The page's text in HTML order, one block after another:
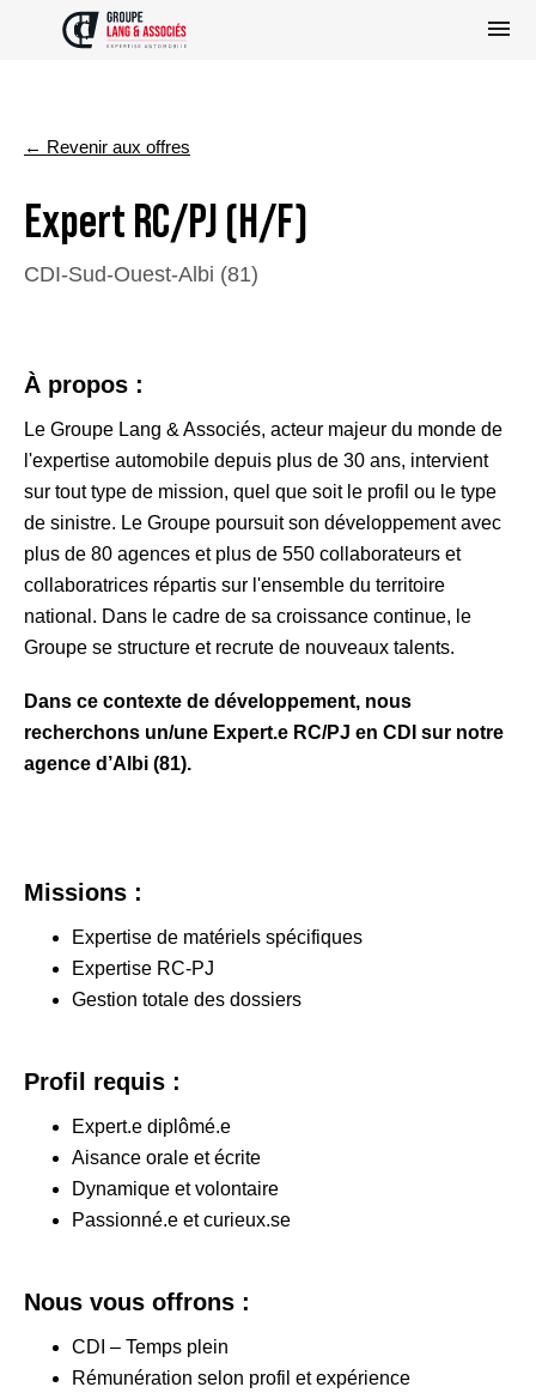
← Revenir aux offres
Expert RC/PJ (H/F)
CDI-Sud-Ouest-Albi (81)
À propos :
Le Groupe Lang & Associés, acteur majeur du monde de
l'expertise automobile depuis plus de 30 ans, intervient
sur tout type de mission, quel que soit le profil ou le type
de sinistre. Le Groupe poursuit son développement avec
plus de 80 agences et plus de 550 collaborateurs et
collaboratrices répartis sur l'ensemble du territoire
national. Dans le cadre de sa croissance continue, le
Groupe se structure et recrute de nouveaux talents.
Dans ce contexte de développement, nous
recherchons un/une Expert.e RC/PJ en CDI sur notre
agence d’Albi (81).
Missions :
Expertise de matériels spécifiques
Expertise RC-PJ
Gestion totale des dossiers
Profil requis :
Expert.e diplômé.e
Aisance orale et écrite
Dynamique et volontaire
Passionné.e et curieux.se
Nous vous offrons :
CDI – Temps plein
Rémunération selon profil et expérience